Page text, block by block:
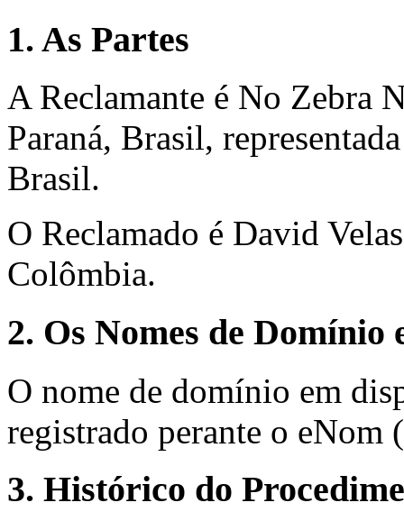
1. As Partes
A Reclamante é No Zebra
Paraná, Brasil,
Brasil.
O Reclamado é David
Colômbia.
2. Os Nomes de Domínio
O nome de domínio em
registrado perante o
3. Histórico do